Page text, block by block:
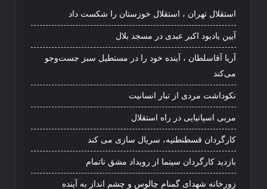
استقلال تهران ، استقلال خوزستان را شکست داد
آیین یادبود اکبر عبدی در مسجد بلال
آریا آقاسلطان ، آینده خود را در مستطیل سبز جست‌وجو
می‌کند
نکوداشت مردی از تبار انسانیت
مربی اسپانیایی در راه استقلال
کارگردان قسطنطنیه، سریال سازی می کند
بازدید کارگردان سینما از رویداد مشق ناتمام
زورخانه شهدای گمنام چالوس و چشم انداز به آینده